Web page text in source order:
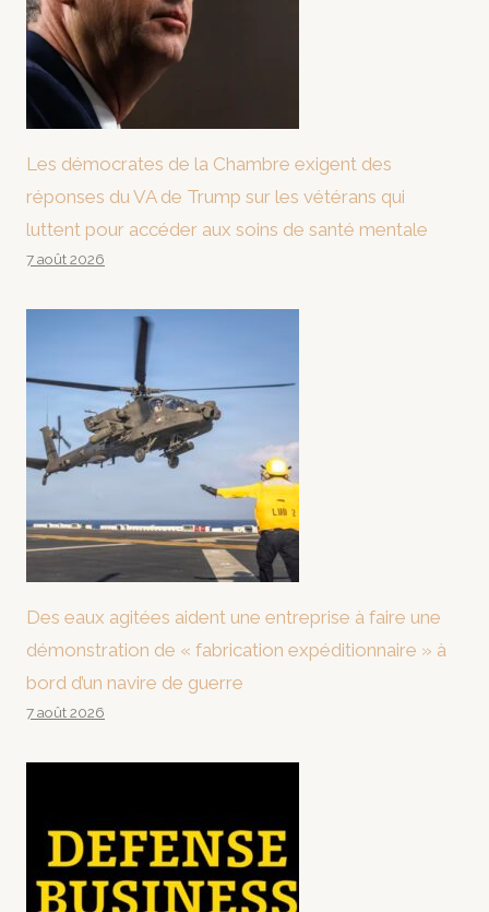
Les démocrates de la Chambre exigent des
réponses du VA de Trump sur les vétérans qui
luttent pour accéder aux soins de santé mentale
7 août 2026
Des eaux agitées aident une entreprise à faire une
démonstration de « fabrication expéditionnaire » à
bord d’un navire de guerre
7 août 2026